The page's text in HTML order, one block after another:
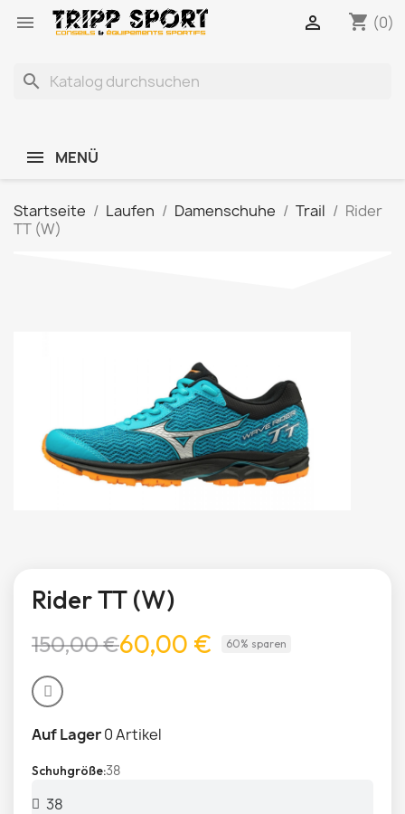
 shopping_cart (0)

search
MENÜ
Startseite Laufen Damenschuhe Trail
Rider
TT (W)
Rider TT (W)
150,00 €60,00 € 60% sparen
Auf Lager0 Artikel
Schuhgröße 38